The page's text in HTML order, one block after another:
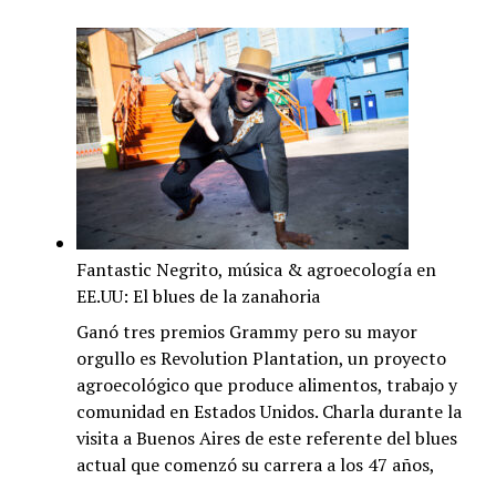
Fantastic Negrito, música & agroecología en
EE.UU: El blues de la zanahoria
Ganó tres premios Grammy pero su mayor
orgullo es Revolution Plantation, un proyecto
agroecológico que produce alimentos, trabajo y
comunidad en Estados Unidos. Charla durante la
visita a Buenos Aires de este referente del blues
actual que comenzó su carrera a los 47 años,